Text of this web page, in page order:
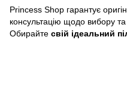
Princess Shop гарантує
консультацію щодо вибору та
Обирайте свій ідеальний